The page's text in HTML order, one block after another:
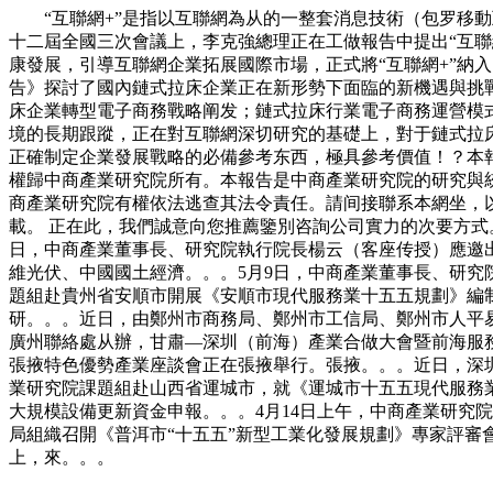
“互聯網+”是指以互聯網為从的一整套消息技術（包罗移動
十二屆全國三次會議上，李克強總理正在工做報告中提出“互
康發展，引導互聯網企業拓展國際市場，正式將“互聯網+”納
告》探討了國內鏈式拉床企業正在新形勢下面臨的新機遇與
床企業轉型電子商務戰略阐发；鏈式拉床行業電子商務運營
境的長期跟蹤，正在對互聯網深切研究的基礎上，對于鏈式
正確制定企業發展戰略的必備參考东西，極具參考價值！？
權歸中商產業研究院所有。本報告是中商產業研究院的研究
商產業研究院有權依法逃查其法令責任。請间接聯系本網坐
載。 正在此，我們誠意向您推薦鑒別咨詢公司實力的次要方
日，中商產業董事長、研究院執行院長楊云（客座传授）應
維光伏、中國國土經濟。。。5月9日，中商產業董事長、研
題組赴貴州省安順市開展《安順市現代服務業十五五規劃》
研。。。近日，由鄭州市商務局、鄭州市工信局、鄭州市人
廣州聯絡處从辦，甘肅—深圳（前海）產業合做大會暨前海
張掖特色優勢產業座談會正在張掖舉行。張掖。。。近日，
業研究院課題組赴山西省運城市，就《運城市十五五現代服
大規模設備更新資金申報。。。4月14日上午，中商產業研究
局組織召開《普洱市“十五五”新型工業化發展規劃》專家評
上，來。。。